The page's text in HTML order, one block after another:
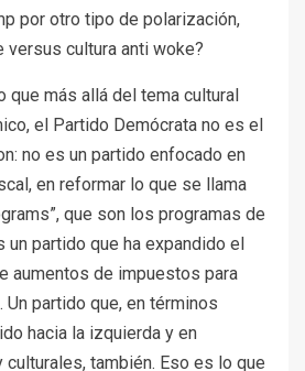
por otro tipo de polarización,
versus cultura anti woke?
que más allá del tema cultural
el Partido Demócrata no es el
no es un partido enfocado en
en reformar lo que se llama
que son los programas de
un partido que ha expandido el
aumentos de impuestos para
Un partido que, en términos
hacia la izquierda y en
también. Eso es lo que